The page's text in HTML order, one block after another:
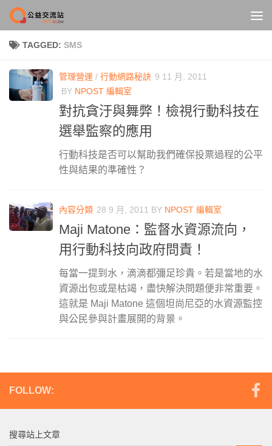
Skip to content
TAGGED: SMS
管理營運 / 行動網路秘訣 9 11 月, 2011
BY NPOST 編輯室
對抗貪汙與舞弊！檢視行動科技在
選舉監察的應用
行動科技是否可以幫助我們確保投票過程的公平
性與結果的準確性？
內容分類 28 9 月, 2011 BY NPOST 編輯室
Maji Matone：監督水資源流向，
用行動科技向政府問責！
每當一提到水，滴滴都彌足珍貴。若是當地的水
資源出包或是枯竭，盡快解決問題便非常重要。
這就是 Maji Matone 這個坦尚尼亞的水資源監控
與公民參與計畫展開的背景。
FOLLOW:
搜尋站上文章